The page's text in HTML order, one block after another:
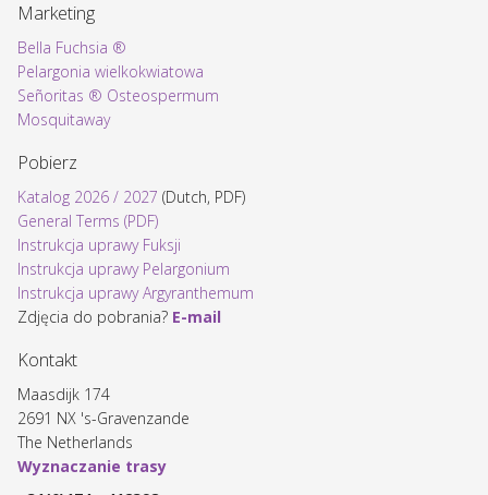
Marketing
Bella Fuchsia ®
Pelargonia wielkokwiatowa
Señoritas ® Osteospermum
Mosquitaway
Pobierz
Katalog 2026 / 2027 (Dutch, PDF)
General Terms (PDF)
Instrukcja uprawy Fuksji
Instrukcja uprawy Pelargonium
Instrukcja uprawy Argyranthemum
Zdjęcia do pobrania? E-mail
Kontakt
Maasdijk 174
2691 NX 's-Gravenzande
The Netherlands
Wyznaczanie trasy